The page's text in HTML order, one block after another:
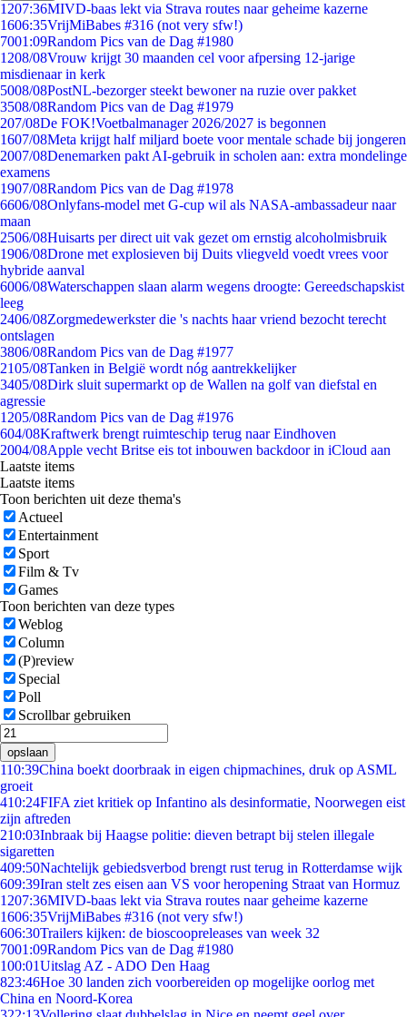
1207:36MIVD-baas lekt via Strava routes naar geheime kazerne
1606:35VrijMiBabes #316 (not very sfw!)
7001:09Random Pics van de Dag #1980
1208/08Vrouw krijgt 30 maanden cel voor afpersing 12-jarige
misdienaar in kerk
5008/08PostNL-bezorger steekt bewoner na ruzie over pakket
3508/08Random Pics van de Dag #1979
207/08De FOK!Voetbalmanager 2026/2027 is begonnen
1607/08Meta krijgt half miljard boete voor mentale schade bij jongeren
2007/08Denemarken pakt AI-gebruik in scholen aan: extra mondelinge
examens
1907/08Random Pics van de Dag #1978
6606/08Onlyfans-model met G-cup wil als NASA-ambassadeur naar
maan
2506/08Huisarts per direct uit vak gezet om ernstig alcoholmisbruik
1906/08Drone met explosieven bij Duits vliegveld voedt vrees voor
hybride aanval
6006/08Waterschappen slaan alarm wegens droogte: Gereedschapskist
leeg
2406/08Zorgmedewerkster die 's nachts haar vriend bezocht terecht
ontslagen
3806/08Random Pics van de Dag #1977
2105/08Tanken in België wordt nóg aantrekkelijker
3405/08Dirk sluit supermarkt op de Wallen na golf van diefstal en
agressie
1205/08Random Pics van de Dag #1976
604/08Kraftwerk brengt ruimteschip terug naar Eindhoven
2004/08Apple vecht Britse eis tot inbouwen backdoor in iCloud aan
Laatste items
Laatste items
Toon berichten uit deze thema's
Actueel
Entertainment
Sport
Film & Tv
Games
Toon berichten van deze types
Weblog
Column
(P)review
Special
Poll
Scrollbar gebruiken
opslaan
110:39China boekt doorbraak in eigen chipmachines, druk op ASML
groeit
410:24FIFA ziet kritiek op Infantino als desinformatie, Noorwegen eist
zijn aftreden
210:03Inbraak bij Haagse politie: dieven betrapt bij stelen illegale
sigaretten
409:50Nachtelijk gebiedsverbod brengt rust terug in Rotterdamse wijk
609:39Iran stelt zes eisen aan VS voor heropening Straat van Hormuz
1207:36MIVD-baas lekt via Strava routes naar geheime kazerne
1606:35VrijMiBabes #316 (not very sfw!)
606:30Trailers kijken: de bioscoopreleases van week 32
7001:09Random Pics van de Dag #1980
100:01Uitslag AZ - ADO Den Haag
823:46Hoe 30 landen zich voorbereiden op mogelijke oorlog met
China en Noord-Korea